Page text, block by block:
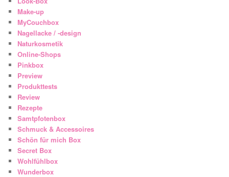
Make-up
MyCouchbox
Nagellacke / -design
Naturkosmetik
Online-Shops
Pinkbox
Preview
Produkttests
Review
Rezepte
Samtpfotenbox
Schmuck & Accessoires
Schön für mich Box
Secret Box
Wohlfühlbox
Wunderbox